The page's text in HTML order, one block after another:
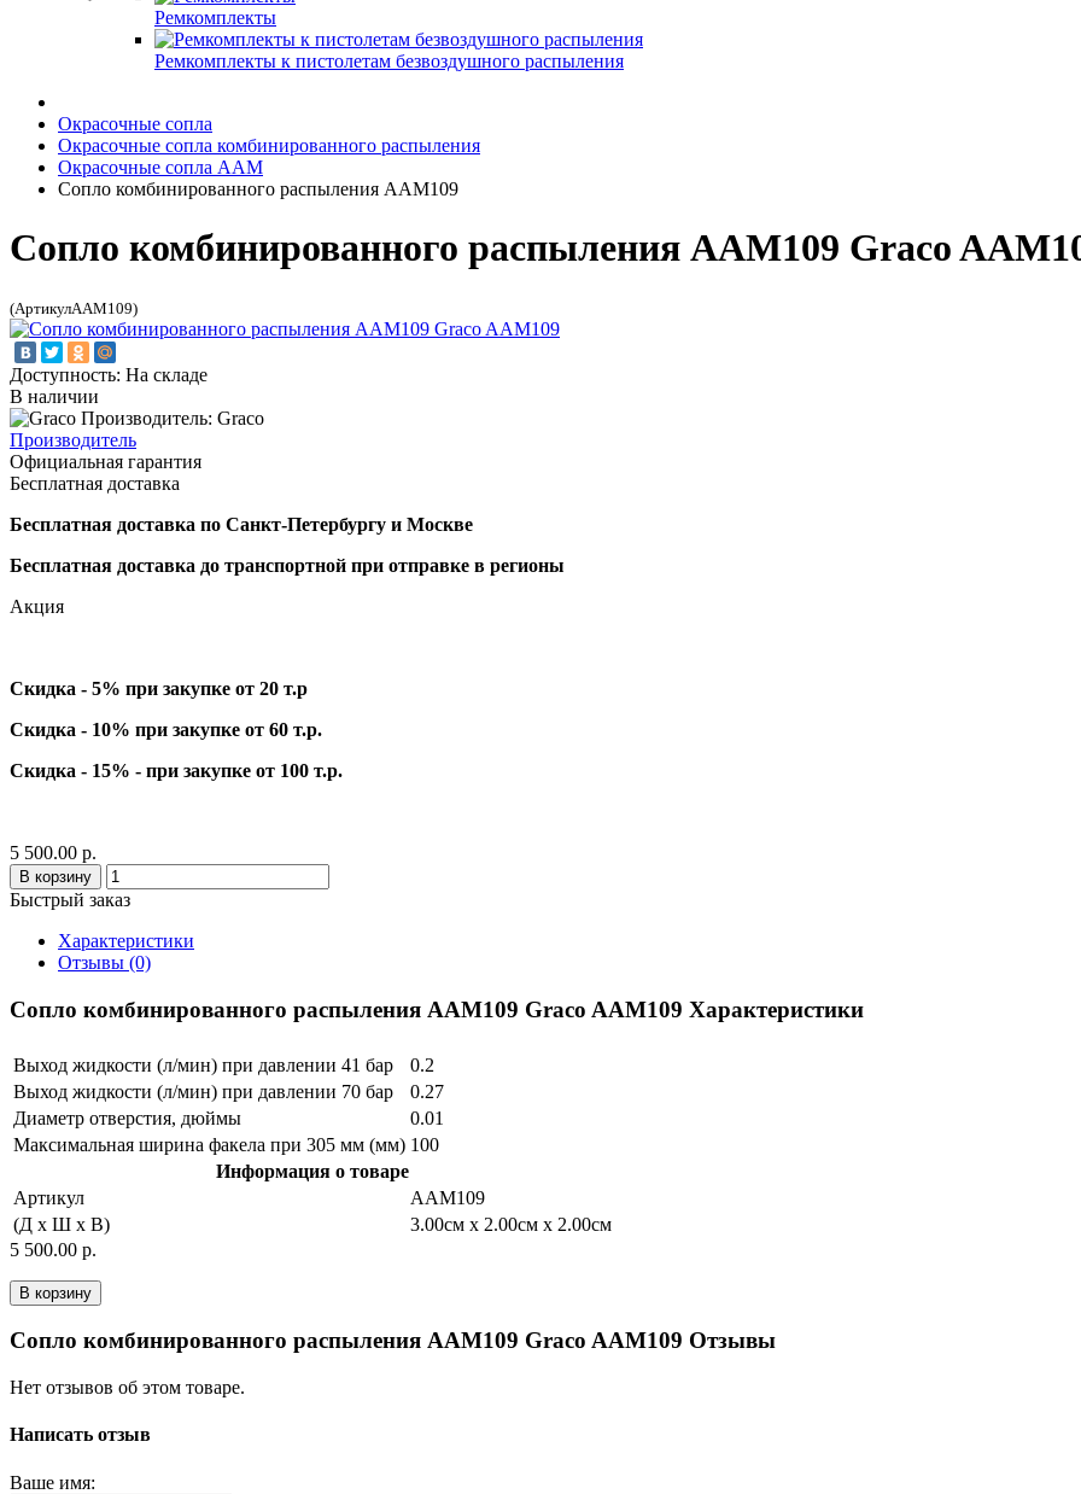
Ремкомплекты
Ремкомплекты к пистолетам безвоздушного распыления
Окрасочные сопла
Окрасочные сопла комбинированного распыления
Окрасочные сопла AAM
Сопло комбинированного распыления AAM109
Сопло комбинированного распыления AAM109 Graco
(АртикулAAM109)
Доступность: На складе
В наличии
Производитель: Graco
Производитель
Официальная гарантия
Бесплатная доставка
Бесплатная доставка по Санкт-Петербургу и Москве
Бесплатная доставка до транспортной при отправке в регионы
Акция
Скидка - 5% при закупке от 20 т.р
Скидка - 10% при закупке от 60 т.р.
Скидка - 15% - при закупке от 100 т.р.
5 500.00 р.
В корзину
Быстрый заказ
Характеристики
Отзывы (0)
Сопло комбинированного распыления AAM109 Graco AAM109 Характеристики
Выход жидкости (л/мин) при давлении 41 бар
0.2
Выход жидкости (л/мин) при давлении 70 бар
0.27
Диаметр отверстия, дюймы
0.01
Максимальная ширина факела при 305 мм (мм) 100
Информация о товаре
Артикул
AAM109
(Д x Ш x В)
3.00см x 2.00см x 2.00см
5 500.00 р.
В корзину
Сопло комбинированного распыления AAM109 Graco AAM109 Отзывы
Нет отзывов об этом товаре.
Написать отзыв
Ваше имя: